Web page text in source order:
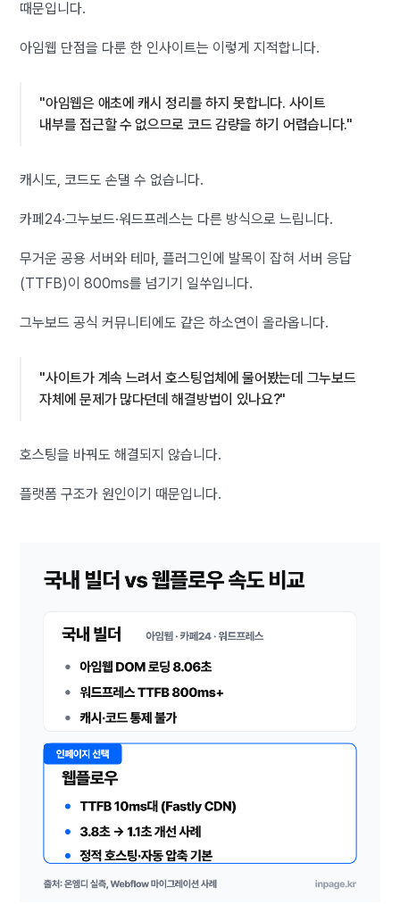
때문입니다.
아임웹 단점을 다룬 한 인사이트는 이렇게 지적합니다.
"아임웹은 애초에 캐시 정리를 하지 못합니다. 사이트
내부를 접근할 수 없으므로 코드 감량을 하기 어렵습니다."
캐시도, 코드도 손댈 수 없습니다.
카페24·그누보드·워드프레스는 다른 방식으로 느립니다.
무거운 공용 서버와 테마, 플러그인에 발목이 잡혀 서버 응답
(TTFB)이 800ms를 넘기기 일쑤입니다.
그누보드 공식 커뮤니티에도 같은 하소연이 올라옵니다.
"사이트가 계속 느려서 호스팅업체에 물어봤는데 그누보드
자체에 문제가 많다던데 해결방법이 있나요?"
호스팅을 바꿔도 해결되지 않습니다.
플랫폼 구조가 원인이기 때문입니다.